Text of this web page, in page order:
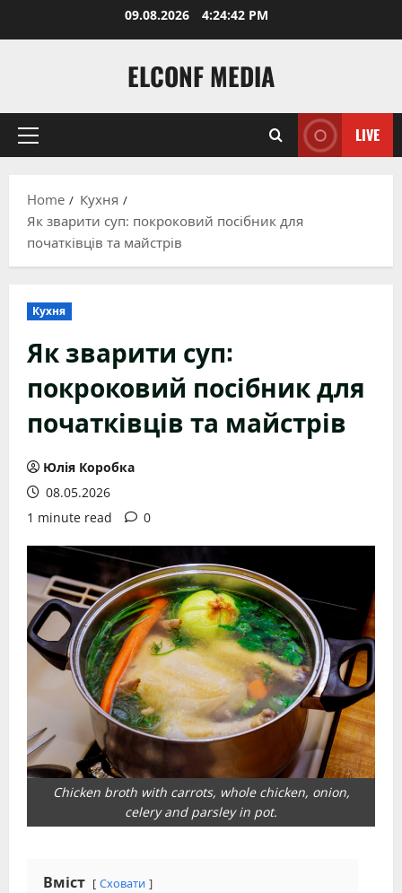
09.08.2026 4:24:43 PM
ELCONF MEDIA
Primary
LIVE
Home
Кухня
Як зварити суп: покроковий посібник для
початківців та майстрів
Кухня
Як зварити суп:
покроковий посібник для
початківців та майстрів
Юлія Коробка
08.05.2026
1 minute read
0
Chicken broth with carrots, whole chicken, onion,
celery and parsley in pot.
Вміст Сховати